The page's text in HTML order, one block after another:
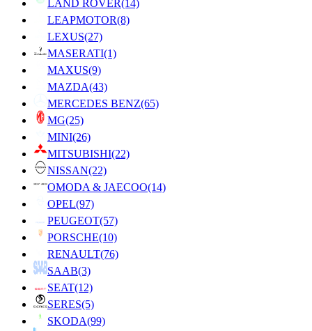
LAND ROVER(14)
LEAPMOTOR(8)
LEXUS(27)
MASERATI(1)
MAXUS(9)
MAZDA(43)
MERCEDES BENZ(65)
MG(25)
MINI(26)
MITSUBISHI(22)
NISSAN(22)
OMODA & JAECOO(14)
OPEL(97)
PEUGEOT(57)
PORSCHE(10)
RENAULT(76)
SAAB(3)
SEAT(12)
SERES(5)
SKODA(99)